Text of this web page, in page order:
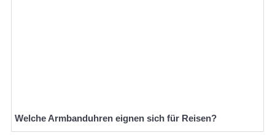
Welche Armbanduhren eignen sich für Reisen?